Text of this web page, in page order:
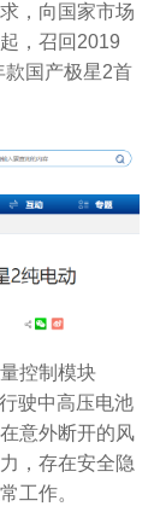
，向国家市场
，召回2019
国产极星2首
控制模块
驶中高压电池
意外断开的风
，存在安全隐
工作。